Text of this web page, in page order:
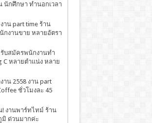
นักศึกษา ทำนอกเวลา
งาน part time ร้าน
กงานขาย หลายอัตรา
รับสมัครพนักงานทำ
C หลายตำแน่ง หลาย
งาน 2558 งาน part
ชั่วโมงละ 45
งานพาร์ทไทม์ ร้าน
มิ ด่วนมากค่ะ